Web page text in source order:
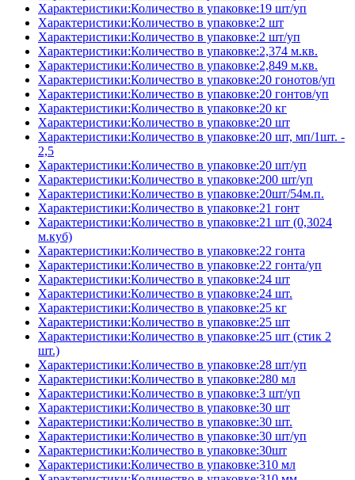
Характеристики:Количество в упаковке:19 шт/уп
Характеристики:Количество в упаковке:2 шт
Характеристики:Количество в упаковке:2 шт/уп
Характеристики:Количество в упаковке:2,374 м.кв.
Характеристики:Количество в упаковке:2,849 м.кв.
Характеристики:Количество в упаковке:20 гонотов/уп
Характеристики:Количество в упаковке:20 гонтов/уп
Характеристики:Количество в упаковке:20 кг
Характеристики:Количество в упаковке:20 шт
Характеристики:Количество в упаковке:20 шт, мп/1шт. -
2,5
Характеристики:Количество в упаковке:20 шт/уп
Характеристики:Количество в упаковке:200 шт/уп
Характеристики:Количество в упаковке:20шт/54м.п.
Характеристики:Количество в упаковке:21 гонт
Характеристики:Количество в упаковке:21 шт (0,3024
м.куб)
Характеристики:Количество в упаковке:22 гонта
Характеристики:Количество в упаковке:22 гонта/уп
Характеристики:Количество в упаковке:24 шт
Характеристики:Количество в упаковке:24 шт.
Характеристики:Количество в упаковке:25 кг
Характеристики:Количество в упаковке:25 шт
Характеристики:Количество в упаковке:25 шт (стик 2
шт.)
Характеристики:Количество в упаковке:28 шт/уп
Характеристики:Количество в упаковке:280 мл
Характеристики:Количество в упаковке:3 шт/уп
Характеристики:Количество в упаковке:30 шт
Характеристики:Количество в упаковке:30 шт.
Характеристики:Количество в упаковке:30 шт/уп
Характеристики:Количество в упаковке:30шт
Характеристики:Количество в упаковке:310 мл